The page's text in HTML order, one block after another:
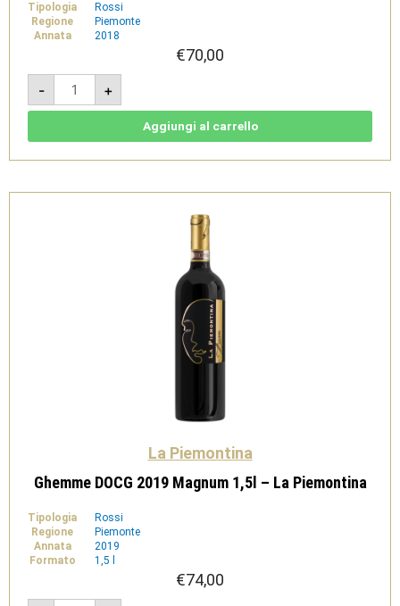
Tipologia
Rossi
Regione
Piemonte
Annata
2018
€70,00
-
Ghemme
DOCG
2018
-
+
Aggiungi al carrello
La Piemontina
Ghemme DOCG 2019 Magnum 1,5l – La Piemontina
Tipologia
Rossi
Regione
Piemonte
Annata
2019
Formato
1,5 l
€74,00